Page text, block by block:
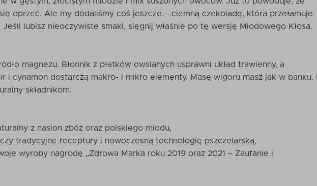
oprzeć. Ale my dodaliśmy coś jeszcze – ciemną czekoladę, która przełamuje
Jeśli lubisz nieoczywiste smaki, sięgnij właśnie po tę wersję Miodowego Kłosa.
magnezu. Błonnik z płatków owsianych usprawni układ trawienny, a
i cynamon dostarczą makro- i mikro elementy. Masę wigoru masz jak w banku. I
składnikom.
z nasion zbóż oraz polskiego miodu,
tradycyjne receptury i nowoczesną technologię pszczelarską,
wyroby nagrodę „Zdrowa Marka roku 2019 oraz 2021 – Zaufanie i